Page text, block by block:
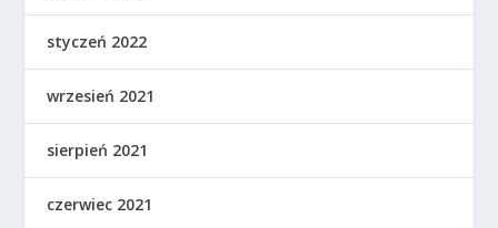
styczeń 2022
wrzesień 2021
sierpień 2021
czerwiec 2021